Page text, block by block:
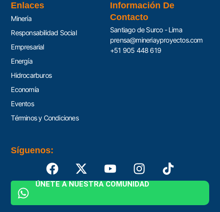
Enlaces
Minería
Responsabilidad Social
Empresarial
Energía
Hidrocarburos
Economía
Eventos
Términos y Condiciones
Información De
Contacto
Santiago de Surco - Lima
prensa@mineriayproyectos.com
+51 905 448 619
Síguenos:
ÚNETE A NUESTRA COMUNIDAD